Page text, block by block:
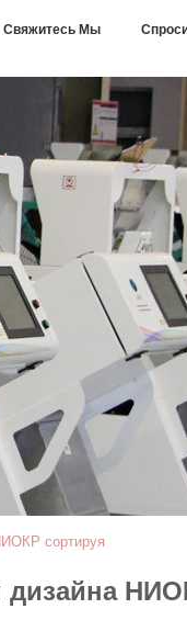
Свяжитесь Мы
сортируя